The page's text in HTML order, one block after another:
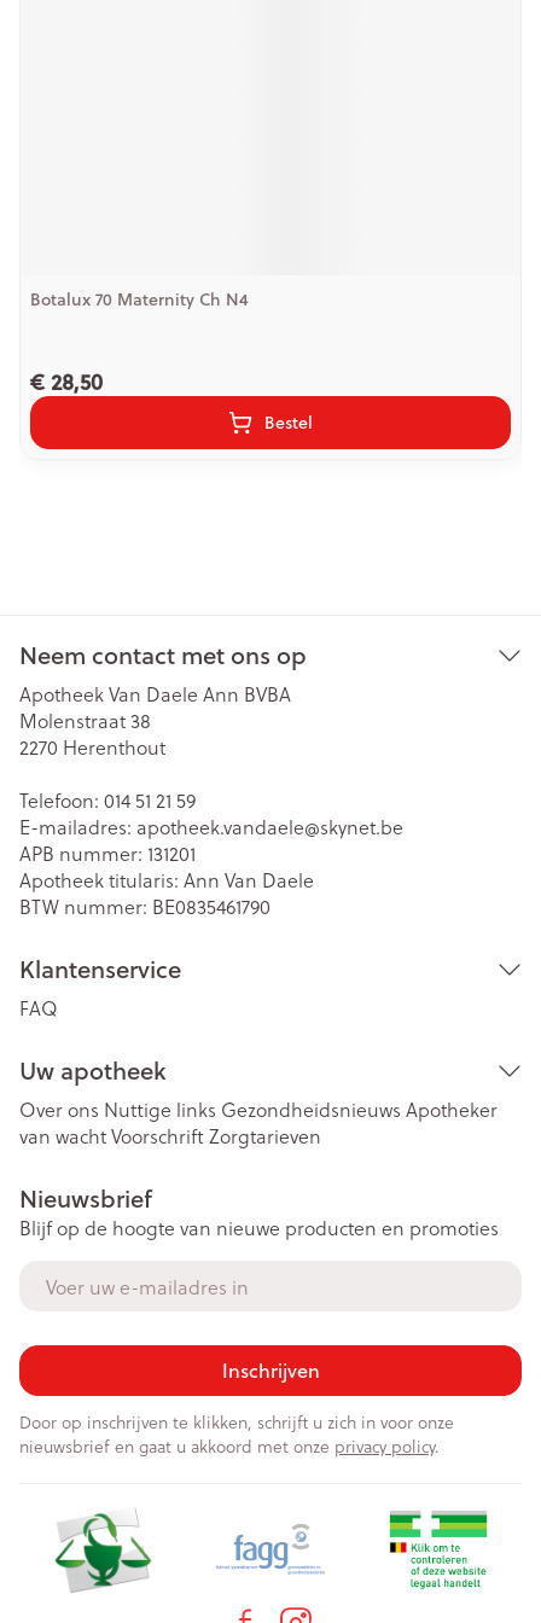
Botalux 70 Maternity Ch N4
€ 28,50
Bestel
Neem contact met ons op
Apotheek Van Daele Ann BVBA
Molenstraat 38
2270 Herenthout
Telefoon: 014 51 21 59
E-mailadres: apotheek.vandaele@skynet.be
APB nummer: 131201
Apotheek titularis: Ann Van Daele
BTW nummer: BE0835461790
Klantenservice
FAQ
Uw apotheek
Over ons Nuttige links Gezondheidsnieuws Apotheker
van wachtVoorschriftZorgtarieven
Nieuwsbrief
Blijf op de hoogte van nieuwe producten en promoties
Inschrijven
Door op inschrijven te klikken, schrijft u zich in voor onze
nieuwsbrief en gaat u akkoord met onze privacy policy.